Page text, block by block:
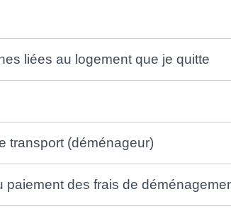
liées au logement que je quitte
transport (déménageur)
paiement des frais de